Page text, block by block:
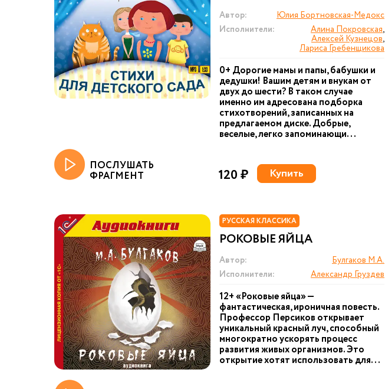
Автор:
Юлия Бортновская-Медокс
Исполнители:
Алина Покровская,
Алексей Кузнецов,
Лариса Гребенщикова
0+ Дорогие мамы и папы, бабушки и
дедушки! Вашим детям и внукам от
двух до шести? В таком случае
именно им адресована подборка
стихотворений, записанных на
предлагаемом диске. Добрые,
веселые, легко запоминающи...
ПОСЛУШАТЬ
ФРАГМЕНТ 120 ₽ Купить
РУССКАЯ КЛАССИКА
РОКОВЫЕ ЯЙЦА
Автор:
Булгаков М.А.
Исполнители:
Александр Груздев
12+ «Роковые яйца» —
фантастическая, ироничная повесть.
Профессор Персиков открывает
уникальный красный луч, способный
многократно ускорять процесс
развития живых организмов. Это
открытие хотят использовать для...